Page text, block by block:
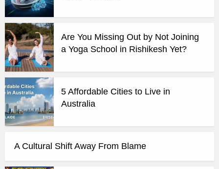
Are You Missing Out by Not Joining
a Yoga School in Rishikesh Yet?
5 Affordable Cities to Live in
Australia
A Cultural Shift Away From Blame